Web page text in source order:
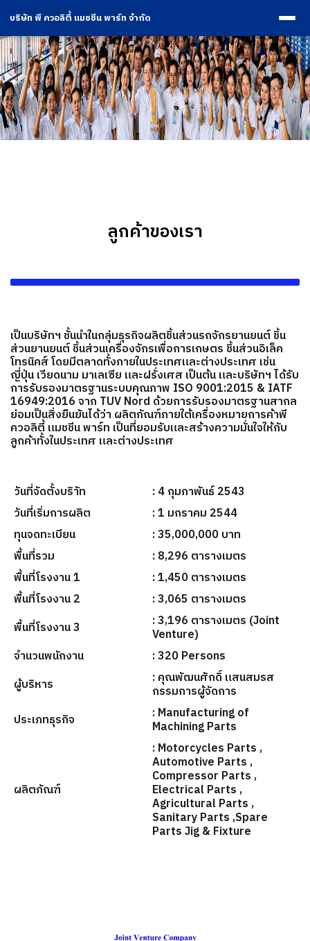
บริษัท พี ควอลิตี้ แมชชีน พาร์ท จำกัด
ลูกค้าของเรา
เป็นบริษัทฯ ชั้นนำในกลุ่มธุรกิจผลิตชิ้นส่วนรถจักรยานยนต์ ชิ้น
ส่วนยานยนต์ ชิ้นส่วนเครื่องจักรเพื่อการเกษตร ชิ้นส่วนอิเล็ค
โทรนิคส์ โดยมีตลาดทั้งภายในประเทศและต่างประเทศ เช่น
ญี่ปุ่น เวียดนาม มาเลเซีย และฝรั่งเศส เป็นต้น และบริษัทฯ ได้รับ
การรับรองมาตรฐานระบบคุณภาพ ISO 9001:2015 & IATF
16949:2016 จาก TUV Nord ด้วยการรับรองมาตรฐานสากล
ย่อมเป็นสิ่งยืนยันได้ว่า ผลิตภัณฑ์ภายใต้เครื่องหมายการค้าพี
ควอลิตี้ แมชชีน พาร์ท เป็นที่ยอมรับและสร้างความมั่นใจให้กับ
ลูกค้าทั้งในประเทศ และต่างประเทศ
วันที่จัดตั้งบริาัท
: 4 กุมภาพันธ์ 2543
วันที่เริ่มการผลิต
: 1 มกราคม 2544
ทุนจดทะเบียน
: 35,000,000 บาท
พื้นที่รวม
: 8,296 ตารางเมตร
พื้นที่โรงงาน 1
: 1,450 ตารางเมตร
พื้นที่โรงงาน 2
: 3,065 ตารางเมตร
พื้นที่โรงงาน 3
: 3,196 ตารางเมตร (Joint
Venture)
จำนวนพนักงาน
: 320 Persons
ผู้บริหาร
: คุณพัฒนศักดิ์ แสนสมรส
กรรมการผู้จัดการ
ประเภทธุรกิจ
: Manufacturing of
Machining Parts
ผลิตภัณฑ์
: Motorcycles Parts ,
Automotive Parts ,
Compressor Parts ,
Electrical Parts ,
Agricultural Parts ,
Sanitary Parts ,Spare
Parts Jig & Fixture